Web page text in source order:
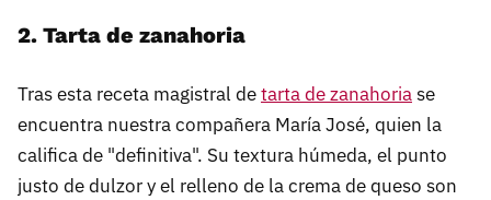
2. Tarta de zanahoria
Tras esta receta magistral detarta de zanahoriase
encuentra nuestra compañera María José, quien la
califica de "definitiva". Su textura húmeda, el punto
justo de dulzor y el relleno de la crema de queso son